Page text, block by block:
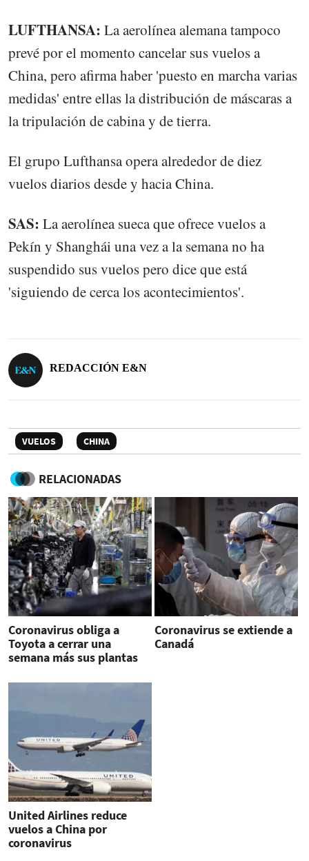
LUFTHANSA: La aerolínea alemana tampoco
prevé por el momento cancelar sus vuelos a
China, pero afirma haber 'puesto en marcha varias
medidas' entre ellas la distribución de máscaras a
la tripulación de cabina y de tierra.
El grupo Lufthansa opera alrededor de diez
vuelos diarios desde y hacia China.
SAS: La aerolínea sueca que ofrece vuelos a
Pekín y Shanghái una vez a la semana no ha
suspendido sus vuelos pero dice que está
'siguiendo de cerca los acontecimientos'.
REDACCIÓN E&N
VUELOS CHINA
RELACIONADAS
Coronavirus obliga a
Toyota a cerrar una
semana más sus plantas
Coronavirus se extiende a
Canadá
United Airlines reduce
vuelos a China por
coronavirus